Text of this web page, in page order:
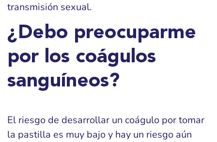
transmisión sexual.
¿Debo preocuparme
por los coágulos
sanguíneos?
El riesgo de desarrollar un coágulo por tomar
la pastilla es muy bajo y hay un riesgo aún